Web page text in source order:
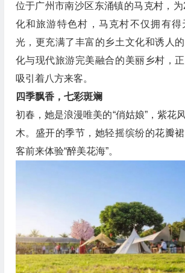
位于广州市南沙区东涌镇的马克村，
化和旅游特色村，马克村不仅拥有得
光，更充满了丰富的乡土文化和诱人
化与现代旅游完美融合的美丽乡村，
吸引着八方来客。
四季飘香，七彩斑斓
初春，她是浪漫唯美的“俏姑娘”，紫花
木。盛开的季节，她轻摇缤纷的花瓣
客前来体验“醉美花海”。